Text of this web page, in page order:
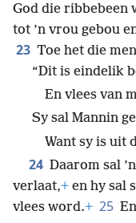
God die ribbebeen
tot ’n vrou gebou
23 Toe het die
“Dit is eindelik
En vlees van
Sy sal Mannin
Want sy is uit
24 Daarom sal
verlaat,+ en hy sal
vlees word.+ 25